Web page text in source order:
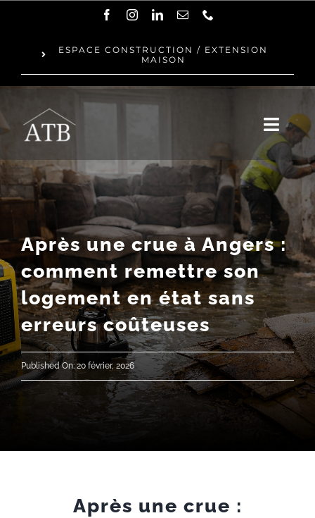
ESPACE CONSTRUCTION / EXTENSION
MAISON
QUI SOMMES-NOUS ?
NOTRE ÉQUIPE
RÉNOVATION
RÉALISATIONS
ACTUALITÉS
RECRUTEMENT
Après une crue à Angers :
comment remettre son
logement en état sans
erreurs coûteuses
Published On: 20 février, 2026
Après une crue :